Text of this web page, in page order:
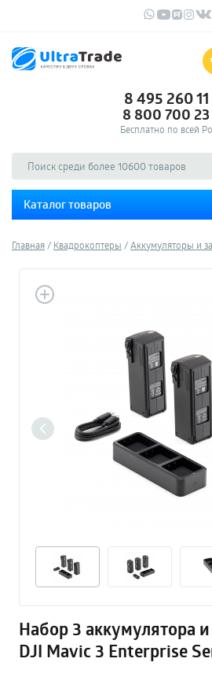
8 495 260
8 800 700
Бесплатно по всей
Каталог товаров
Главная Квадрокоптеры Аккумуляторы и
Набор 3 аккумулятора
DJI Mavic 3 Enterprise